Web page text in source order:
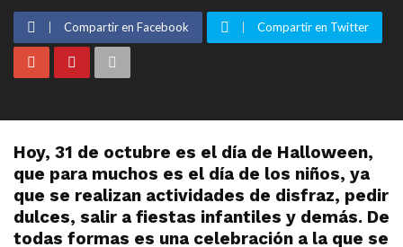
Compartir en Facebook Compartir en Twitter
Hoy, 31 de octubre es el día de Halloween,
que para muchos es el día de los niños, ya
que se realizan actividades de disfraz, pedir
dulces, salir a fiestas infantiles y demás. De
todas formas es una celebración a la que se